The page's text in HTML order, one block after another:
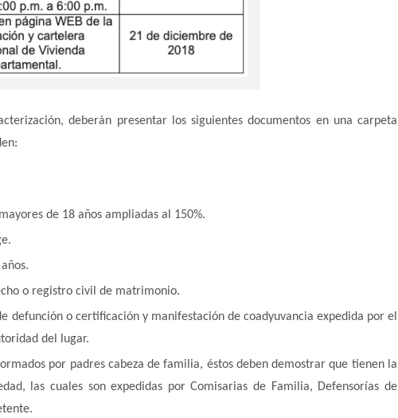
deberán presentar los siguientes documentos en una carpeta
de 18 años ampliadas al 150%.
o registro civil de matrimonio.
defunción o certificación y manifestación de coadyuvancia expedida por el
del lugar.
por padres cabeza de familia, éstos deben demostrar que tienen la
las cuales son expedidas por Comisarias de Familia, Defensorías de